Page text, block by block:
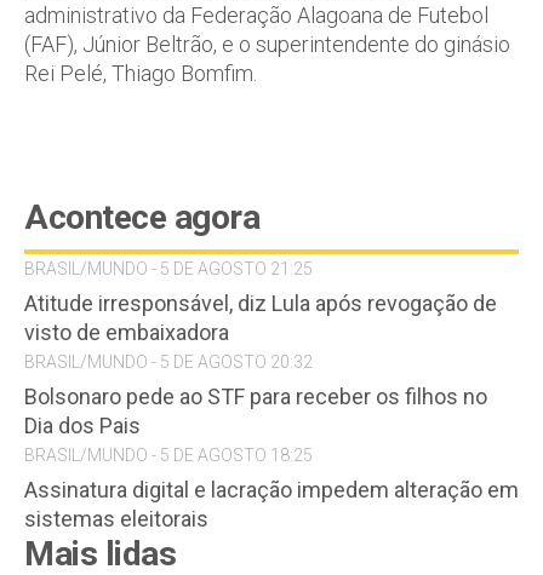
administrativo da Federação Alagoana de Futebol
(FAF), Júnior Beltrão, e o superintendente do ginásio
Rei Pelé, Thiago Bomfim.
Acontece agora
BRASIL/MUNDO - 5 DE AGOSTO 21:25
Atitude irresponsável, diz Lula após revogação de
visto de embaixadora
BRASIL/MUNDO - 5 DE AGOSTO 20:32
Bolsonaro pede ao STF para receber os filhos no
Dia dos Pais
BRASIL/MUNDO - 5 DE AGOSTO 18:25
Assinatura digital e lacração impedem alteração em
sistemas eleitorais
Mais lidas